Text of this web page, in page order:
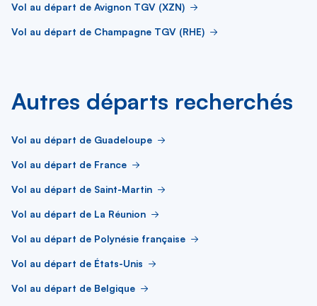
Vol au départ de Avignon TGV (XZN)
Vol au départ de Champagne TGV (RHE)
Autres départs recherchés
Vol au départ de Guadeloupe
Vol au départ de France
Vol au départ de Saint-Martin
Vol au départ de La Réunion
Vol au départ de Polynésie française
Vol au départ de États-Unis
Vol au départ de Belgique